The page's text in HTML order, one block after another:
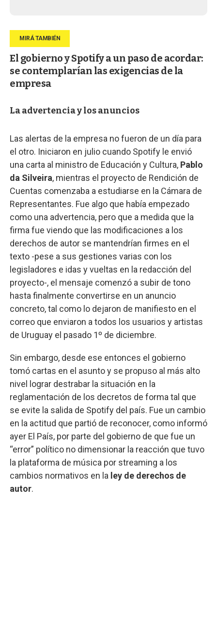
El gobierno y Spotify a un paso de acordar:
se contemplarían las exigencias de la
empresa
La advertencia y los anuncios
Las alertas de la empresa no fueron de un día para
el otro. Iniciaron en julio cuando Spotify le envió
una carta al ministro de Educación y Cultura, Pablo
da Silveira, mientras el proyecto de Rendición de
Cuentas comenzaba a estudiarse en la Cámara de
Representantes. Fue algo que había empezado
como una advertencia, pero que a medida que la
firma fue viendo que las modificaciones a los
derechos de autor se mantendrían firmes en el
texto -pese a sus gestiones varias con los
legisladores e idas y vueltas en la redacción del
proyecto-, el mensaje comenzó a subir de tono
hasta finalmente convertirse en un anuncio
concreto, tal como lo dejaron de manifiesto en el
correo que enviaron a todos los usuarios y artistas
de Uruguay el pasado 1º de diciembre.
Sin embargo, desde ese entonces el gobierno
tomó cartas en el asunto y se propuso al más alto
nivel lograr destrabar la situación en la
reglamentación de los decretos de forma tal que
se evite la salida de Spotify del país. Fue un cambio
en la actitud que partió de reconocer, como informó
ayer El País, por parte del gobierno de que fue un
“error” político no dimensionar la reacción que tuvo
la plataforma de música por streaming a los
cambios normativos en la ley de derechos de
autor.